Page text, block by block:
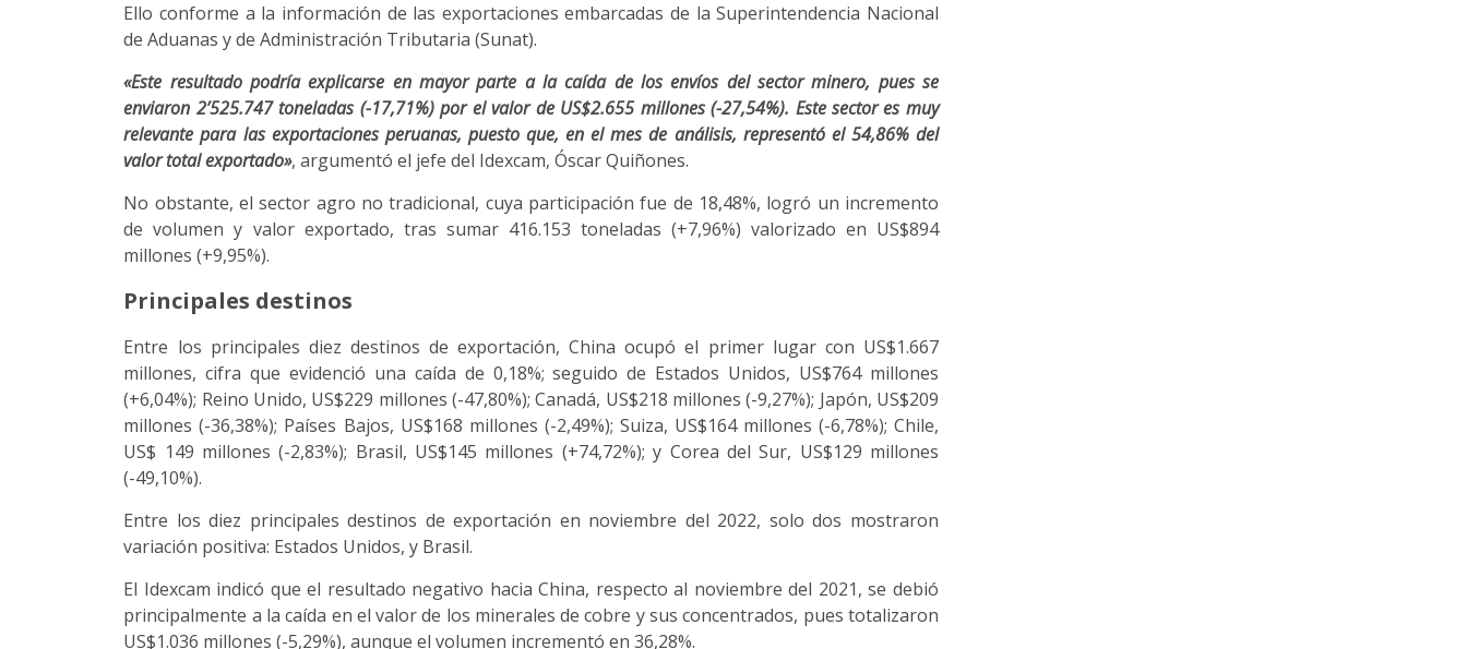
Ello conforme a la información de las exportaciones embarcadas de la Superintendencia Nacional
de Aduanas y de Administración Tributaria (Sunat).
«Este resultado podría explicarse en mayor parte a la caída de los envíos del sector minero, pues se
enviaron 2’525.747 toneladas (-17,71%) por el valor de US$2.655 millones (-27,54%). Este sector es muy
relevante para las exportaciones peruanas, puesto que, en el mes de análisis, representó el 54,86% del
valor total exportado», argumentó el jefe del Idexcam, Óscar Quiñones.
No obstante, el sector agro no tradicional, cuya participación fue de 18,48%, logró un incremento
de volumen y valor exportado, tras sumar 416.153 toneladas (+7,96%) valorizado en US$894
millones (+9,95%).
Principales destinos
Entre los principales diez destinos de exportación, China ocupó el primer lugar con US$1.667
millones, cifra que evidenció una caída de 0,18%; seguido de Estados Unidos, US$764 millones
(+6,04%); Reino Unido, US$229 millones (-47,80%); Canadá, US$218 millones (-9,27%); Japón, US$209
millones (-36,38%); Países Bajos, US$168 millones (-2,49%); Suiza, US$164 millones (-6,78%); Chile,
US$ 149 millones (-2,83%); Brasil, US$145 millones (+74,72%); y Corea del Sur, US$129 millones
(-49,10%).
Entre los diez principales destinos de exportación en noviembre del 2022, solo dos mostraron
variación positiva: Estados Unidos, y Brasil.
El Idexcam indicó que el resultado negativo hacia China, respecto al noviembre del 2021, se debió
principalmente a la caída en el valor de los minerales de cobre y sus concentrados, pues totalizaron
US$1.036 millones (-5,29%), aunque el volumen incrementó en 36,28%.